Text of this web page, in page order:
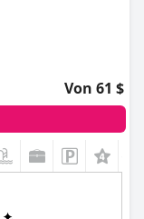
Von 61 $